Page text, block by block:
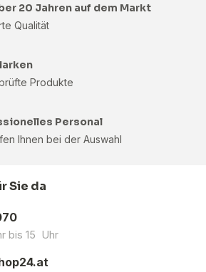
20 Jahren auf dem Markt
Qualität
Produkte
Personal
Ihnen bei der Auswahl
Sie da
bis 15 Uhr